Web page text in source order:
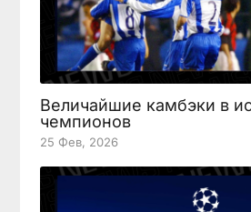
Величайшие камбэки в
чемпионов
25 Фев, 2026